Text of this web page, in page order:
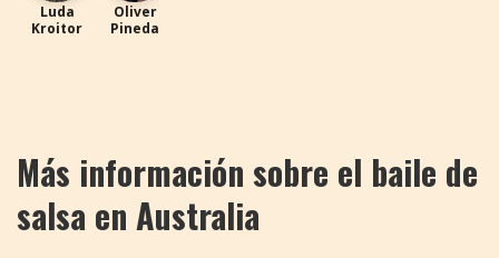
Luda
Kroitor
Oliver
Pineda
Más información sobre el baile de
salsa en Australia